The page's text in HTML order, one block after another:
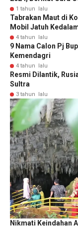
1 tahun lalu
Tabrakan Maut di
Mobil Jatuh
4 tahun lalu
9 Nama Calon Pj
Kemendagri
4 tahun lalu
Resmi Dilantik,
Sultra
3 tahun lalu
Nikmati Keindahan